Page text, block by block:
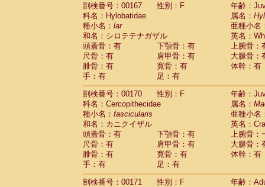
剖検番号：00167
性別：F
年齢：
科名：Hylobatidae
属名：
種小名： lar
亜種小名
和名：シロテテナガザル
英名：
頭蓋骨：有
下顎骨：有
上腕骨：
尺骨：有
肩甲骨：有
大腿骨：
腓骨：有
寛骨：有
体幹：有
手：有
足：有
剖検番号：00170
性別：F
年齢：
科名：Cercopithecidae
属名：
種小名： fascicularis
亜種小名
和名：カニクイザル
英名：
頭蓋骨：有
下顎骨：有
上腕骨：
尺骨：有
肩甲骨：有
大腿骨：
腓骨：有
寛骨：有
体幹：有
手：有
足：有
剖検番号：00171
性別：F
年齢：